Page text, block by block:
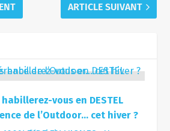
ARTICLE SUIVANT
vous en DESTEL
de l’Outdoor… cet hiver ?